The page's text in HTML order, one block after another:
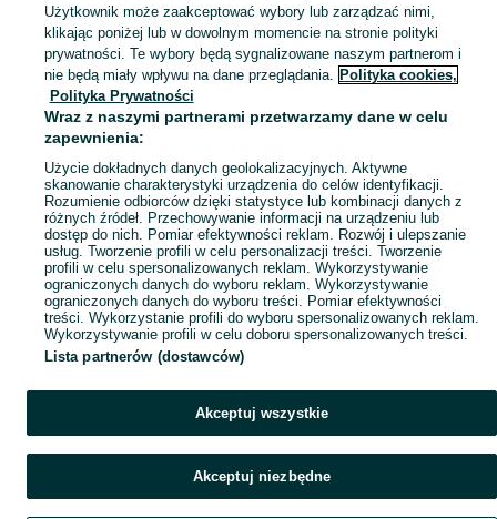
Użytkownik może zaakceptować wybory lub zarządzać nimi,
klikając poniżej lub w dowolnym momencie na stronie polityki
prywatności. Te wybory będą sygnalizowane naszym partnerom i
nie będą miały wpływu na dane przeglądania. Polityka cookies,
Polityka Prywatności
Wraz z naszymi partnerami przetwarzamy dane w celu
zapewnienia:
Użycie dokładnych danych geolokalizacyjnych. Aktywne
skanowanie charakterystyki urządzenia do celów identyfikacji.
Rozumienie odbiorców dzięki statystyce lub kombinacji danych z
różnych źródeł. Przechowywanie informacji na urządzeniu lub
dostęp do nich. Pomiar efektywności reklam. Rozwój i ulepszanie
usług. Tworzenie profili w celu personalizacji treści. Tworzenie
profili w celu spersonalizowanych reklam. Wykorzystywanie
ograniczonych danych do wyboru reklam. Wykorzystywanie
ograniczonych danych do wyboru treści. Pomiar efektywności
treści. Wykorzystanie profili do wyboru spersonalizowanych reklam.
Wykorzystywanie profili w celu doboru spersonalizowanych treści.
Lista partnerów (dostawców)
Akceptuj wszystkie
Akceptuj niezbędne